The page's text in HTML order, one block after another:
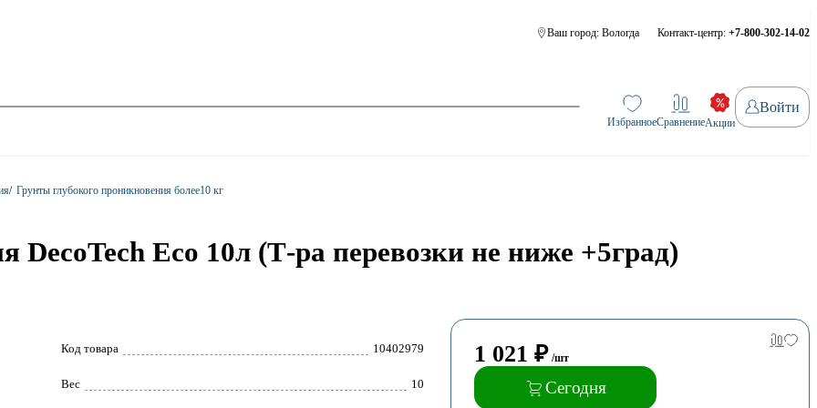
Ваш город: Вологда Контакт-центр: +7-800-302-14-02
ИзбранноеСравнениеАкции
Войти
/ Грунты глубокого проникновения более10 кг
DecoTech Eco 10л (Т-ра перевозки не ниже +5град)
Код товара 10402979
Вес 10
1 021 ₽ /шт
Сегодня